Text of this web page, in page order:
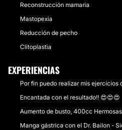
Reconstrucción mamaria
Mastopexia
Reducción de pecho
Clitoplastia
EXPERIENCIAS
Por fin puedo realizar mis ejercicios
Encantada con el resultado!! 😍😍😍
Aumento de busto, 400cc
Manga gástrica con el Dr. Bailon -